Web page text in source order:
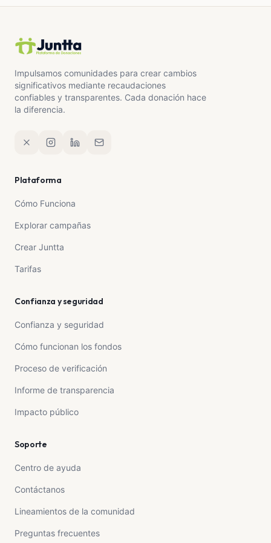
buenos y podamos seguir teniendo a nuestra mamá
con nosotras.
Gracias por leernos y acompañarnos en esta lucha.
❤️
Impulsamos comunidades para crear cambios
significativos mediante recaudaciones
confiables y transparentes. Cada donación hace
la diferencia.
Plataforma
Cómo Funciona
Explorar campañas
Crear Juntta
Tarifas
Confianza y seguridad
Confianza y seguridad
Cómo funcionan los fondos
Proceso de verificación
Informe de transparencia
Impacto público
Soporte
Centro de ayuda
Contáctanos
Lineamientos de la comunidad
Preguntas frecuentes